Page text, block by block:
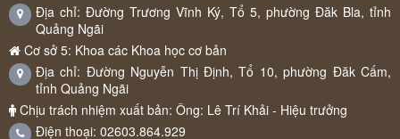
Địa chỉ: Đường Trương Vĩnh Ký, Tổ 5, phường Đăk Bla, tỉnh
Quảng Ngãi
Cơ sở 5: Khoa các Khoa học cơ bản
Địa chỉ: Đường Nguyễn Thị Định, Tổ 10, phường Đăk Cấm,
tỉnh Quảng Ngãi
Chịu trách nhiệm xuất bản: Ông: Lê Trí Khải - Hiệu trưởng
Điện thoại: 02603.864.929